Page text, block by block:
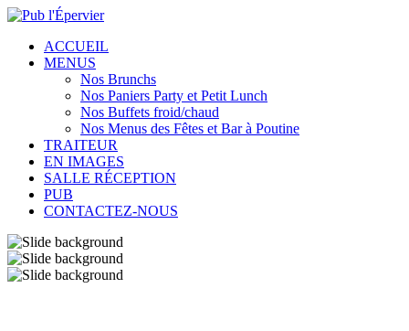
ACCUEIL
MENUS
Nos Brunchs
Nos Paniers Party et Petit Lunch
Nos Buffets froid/chaud
Nos Menus des Fêtes et Bar à Poutine
TRAITEUR
EN IMAGES
SALLE RÉCEPTION
PUB
CONTACTEZ-NOUS